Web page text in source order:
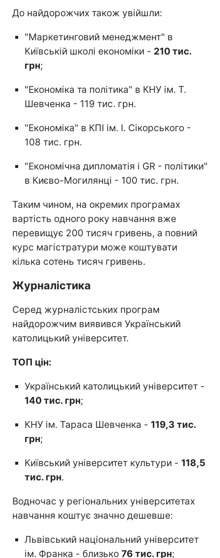
До найдорожчих також увійшли:
"Маркетинговий менеджмент" в
Київській школі економіки - 210 тис.
грн;
"Економіка та політика" в КНУ ім. Т.
Шевченка - 119 тис. грн.
"Економіка" в КПІ ім. І. Сікорського -
108 тис. грн.
"Економічна дипломатія і GR - політики"
в Києво-Могилянці - 100 тис. грн.
Таким чином, на окремих програмах
вартість одного року навчання вже
перевищує 200 тисяч гривень, а повний
курс магістратури може коштувати
кілька сотень тисяч гривень.
Журналістика
Серед журналістських програм
найдорожчим виявився Український
католицький університет.
ТОП цін:
Український католицький університет -
140 тис. грн;
КНУ ім. Тараса Шевченка - 119,3 тис.
грн;
Київський університет культури - 118,5
тис. грн.
Водночас у регіональних університетах
навчання коштує значно дешевше:
Львівський національний університет
ім. Франка - близько 76 тис. грн;